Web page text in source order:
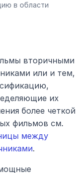
в области
вторичными
или и тем,
их
более четкой
фильмов см.
между
.